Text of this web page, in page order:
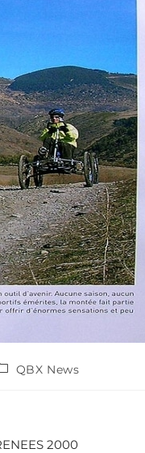
QBX News
2000